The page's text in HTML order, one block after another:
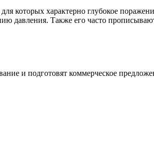
которых характерно глубокое
давления. Также его часто
и подготовят коммерческое